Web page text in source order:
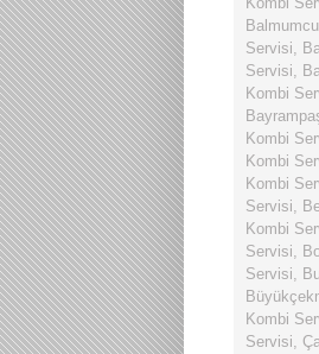
Servisi,
Servisi,
Kombi
Kombi
Kombi
Kombi
Servisi,
Kombi
Servisi,
Servisi,
Kombi
Servisi,